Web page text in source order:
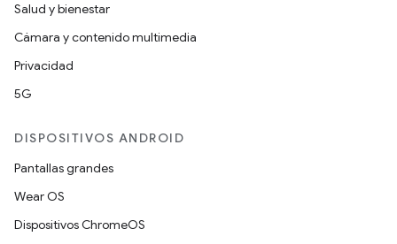
Salud y bienestar
Cámara y contenido multimedia
Privacidad
5G
DISPOSITIVOS ANDROID
Pantallas grandes
Wear OS
Dispositivos ChromeOS